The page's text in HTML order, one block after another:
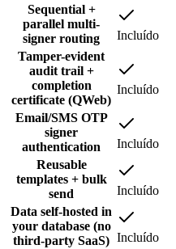
Sequential +
parallel multi-
signer routing
Incluído
Tamper-evident
audit trail +
completion
certificate (QWeb)
Incluído
Email/SMS OTP
signer
authentication
Incluído
Reusable
templates + bulk
send
Incluído
Data self-hosted in
your database (no
third-party SaaS) Incluído